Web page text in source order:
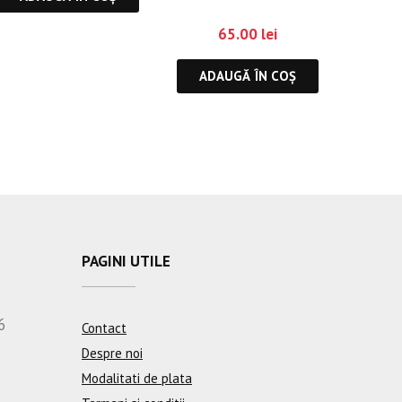
65.00 lei
ADAUGĂ ÎN COȘ
PAGINI UTILE
Contact
Despre noi
Modalitati de plata